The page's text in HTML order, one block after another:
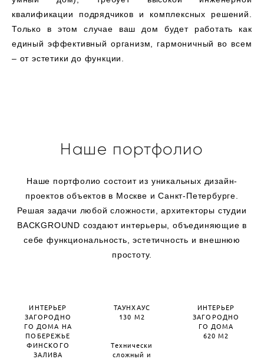
квалификации подрядчиков и комплексных решений.
Только в этом случае ваш дом будет работать как
единый эффективный организм, гармоничный во всем
– от эстетики до функции.
Наше портфолио
Наше портфолио состоит из уникальных дизайн-
проектов объектов в Москве и Санкт-Петербурге.
Решая задачи любой сложности, архитекторы студии
BACKGROUND создают интерьеры, объединяющие в
себе функциональность, эстетичность и внешнюю
простоту.
ИНТЕРЬЕР
ЗАГОРОДНО
ГО ДОМА НА
ПОБЕРЕЖЬЕ
ФИНСКОГО
ЗАЛИВА
ТАУНХАУС
130 М2
Технически
сложный и
ИНТЕРЬЕР
ЗАГОРОДНО
ГО ДОМА
620 М2